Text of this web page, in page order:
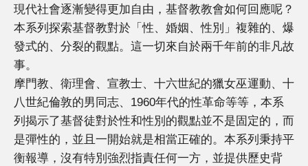
現代社會逐漸變得更加自由，基督教教會如何回應呢？
本系列探索基督教對於「性、婚姻、性別」複雜的、爆
發式的、分裂的觀點。這一切來自於兩千年前的非凡故
事。
摩門教、衛理會、宣教士、十六世紀的獵女巫運動、十
八世紀倫敦的男同志、1960年代的性革命等等，本系
列揭示了基督徒對於性和性別的觀點並不是固定的，而
是彈性的，並且一開始就是相當正確的。本系列秉持平
衡報導，沒有特別強烈指責任何一方，並提供歷史背